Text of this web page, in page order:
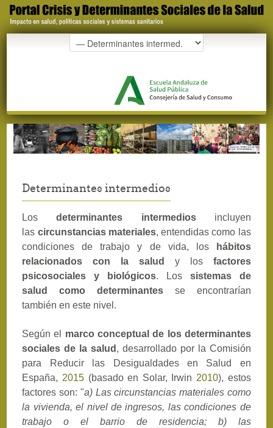
Determinantes intermedios
Losdeterminantes intermediosincluyen
las circunstancias materiales, entendidas como las
condiciones de trabajo y de vida, los
hábitos
relacionados con la salud
y los factores
psicosociales y biológicos. Los sistemas de
salud como determinantes se encontrarían
también en este nivel.
Según el marco conceptual de los determinantes
sociales de la salud , desarrollado por la Comisión
para Reducir las Desigualdades en Salud en
España, 2015(basado en Solar, Irwin2010), estos
factores son: "a) Las circunstancias materiales como
la vivienda, el nivel de ingresos, las condiciones de
trabajo o el barrio de residencia; b) las